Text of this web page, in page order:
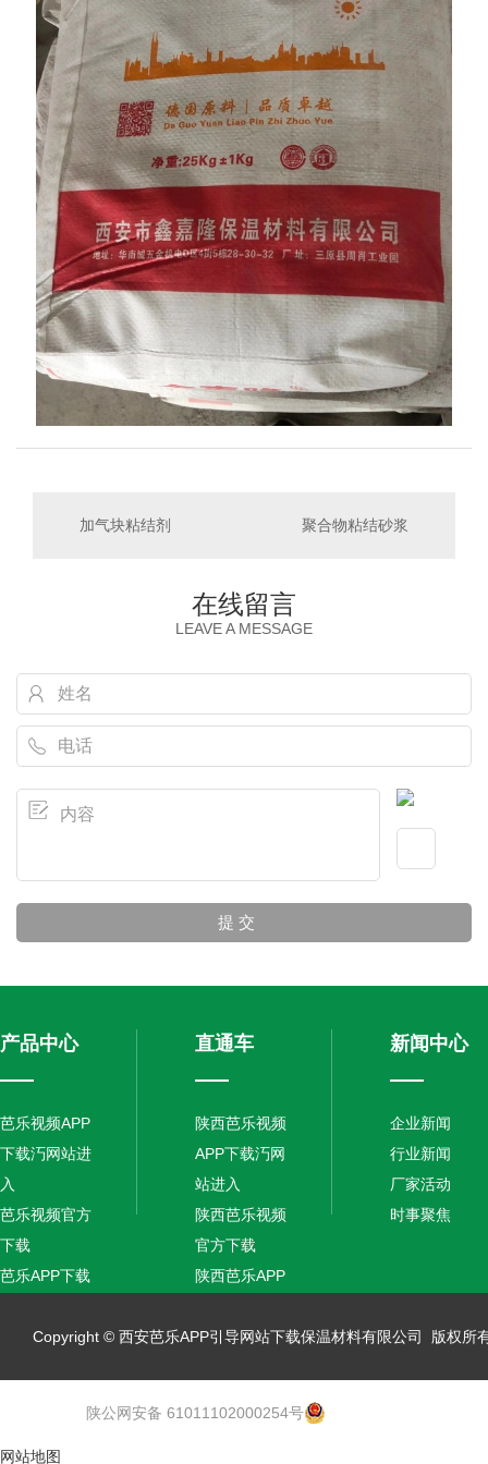
加气块粘结剂 聚合物粘结砂浆
在线留言
LEAVE A MESSAGE
产品中心
芭乐视频APP
下载汅网站进
入
芭乐视频官方
下载
芭乐APP下载
直通车
陕西芭乐视频
APP下载汅网
站进入
陕西芭乐视频
官方下载
陕西芭乐APP
入安卓
新闻中心
企业新闻
行业新闻
厂家活动
时事聚焦
Copyright © 西安芭乐APP引导网站下载保温材料有限公司 版权所有 备
陕公网安备 61011102000254号
网站地图